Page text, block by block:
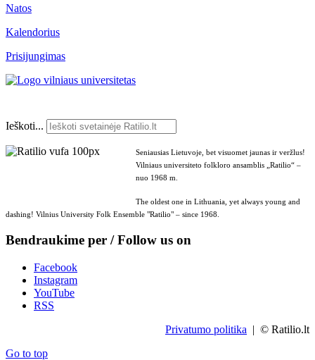
Natos
Kalendorius
Prisijungimas
Ieškoti...
Seniausias Lietuvoje, bet visuomet jaunas ir veržlus!
Vilniaus universiteto folkloro ansamblis „Ratilio“ –
nuo 1968 m.
The oldest one in Lithuania, yet always young and
dashing! Vilnius University Folk Ensemble "Ratilio" – since 1968.
Bendraukime per / Follow us on
Facebook
Instagram
YouTube
RSS
Privatumo politika | © Ratilio.lt
Go to top